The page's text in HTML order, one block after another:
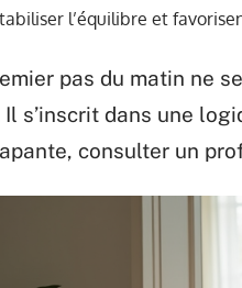
l’équilibre et
pas du matin ne
Il s’inscrit dans une
consulter un